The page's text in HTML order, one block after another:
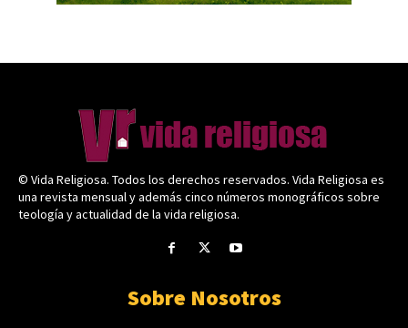
© Vida Religiosa. Todos los derechos reservados. Vida Religiosa es
una revista mensual y además cinco números monográficos sobre
teología y actualidad de la vida religiosa.
Sobre Nosotros